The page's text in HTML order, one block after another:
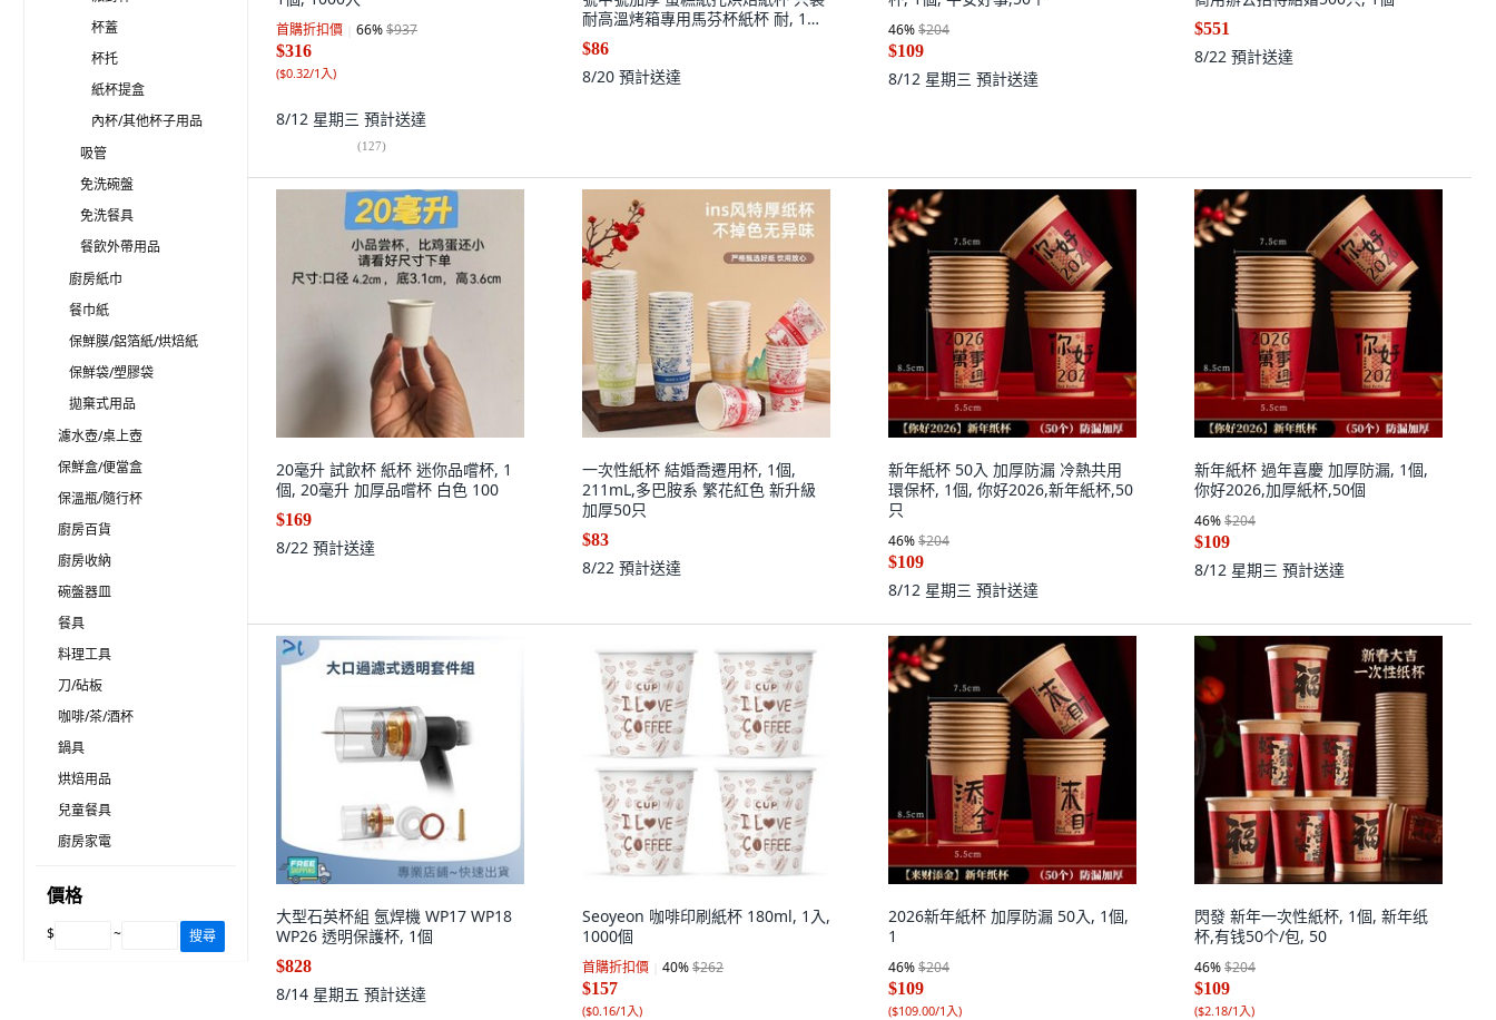
杯蓋
杯托
紙杯提盒
內杯/其他杯子用品
吸管
免洗碗盤
免洗餐具
餐飲外帶用品
廚房紙巾
餐巾紙
保鮮膜/鋁箔紙/烘焙紙
保鮮袋/塑膠袋
拋棄式用品
濾水壺/桌上壺
保鮮盒/便當盒
保溫瓶/隨行杯
廚房百貨
廚房收納
碗盤器皿
餐具
料理工具
刀/砧板
咖啡/茶/酒杯
鍋具
烘焙用品
兒童餐具
廚房家電
價格
$ ~ 搜尋
首購折扣價 66%$937
$316
($0.32/1入)
8/12 星期三 預計送達
(127)
耐高溫烤箱專用馬芬杯紙杯 耐, 1個,
隨機發貨1款或混色50個
$86
8/20 預計送達
46%$204
$109
8/12 星期三 預計送達
$551
8/22 預計送達
20毫升 試飲杯 紙杯 迷你品嚐杯, 1
個, 20毫升 加厚品嚐杯 白色 100
$169
8/22 預計送達
一次性紙杯 結婚喬遷用杯, 1個,
211mL,多巴胺系 繁花紅色 新升級
加厚50只
$83
8/22 預計送達
新年紙杯 50入 加厚防漏 冷熱共用
環保杯, 1個, 你好2026,新年紙杯,50
只
46%$204
$109
8/12 星期三 預計送達
新年紙杯 過年喜慶 加厚防漏, 1個,
你好2026,加厚紙杯,50個
46%$204
$109
8/12 星期三 預計送達
大型石英杯組 氬焊機 WP17 WP18
WP26 透明保護杯, 1個
$828
8/14 星期五 預計送達
Seoyeon 咖啡印刷紙杯 180ml, 1入,
1000個
首購折扣價 40%$262
$157
($0.16/1入)
2026新年紙杯 加厚防漏 50入, 1個,
1
46%$204
$109
($109.00/1入)
閃發 新年一次性紙杯, 1個, 新年纸
杯,有钱50个/包, 50
46%$204
$109
($2.18/1入)